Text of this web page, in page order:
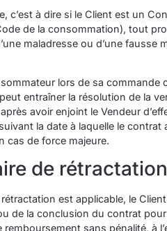
c’est à dire si le Client est un
de la consommation), tout
maladresse ou d’une
lors de sa commande
entraîner la résolution de la
avoir enjoint le Vendeur
la date à laquelle le
cas de force majeure.
de rétractation
est applicable, le
de la conclusion du contrat
sans pénalité, à